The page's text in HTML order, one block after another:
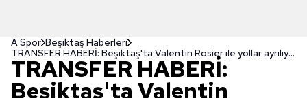
A Spor Beşiktaş Haberleri
TRANSFER HABERİ: Beşiktaş'ta Valentin Rosier ile yollar ayrılıyor mu? İtalya'dan flaş iddia!
TRANSFER HABERİ:
Beşiktaş'ta Valentin